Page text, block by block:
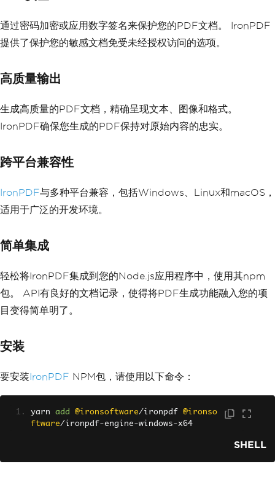
通过密码加密或应用数字签名来保护您的PDF文档。 IronPDF
提供了保护您的敏感文档免受未经授权访问的选项。
高质量输出
生成高质量的PDF文档，精确呈现文本、图像和格式。
IronPDF确保您生成的PDF保持对原始内容的忠实。
跨平台兼容性
IronPDF与多种平台兼容，包括Windows、Linux和macOS，
适用于广泛的开发环境。
简单集成
轻松将IronPDF集成到您的Node.js应用程序中，使用其npm
包。 API有良好的文档记录，使得将PDF生成功能融入您的项
目变得简单明了。
安装
要安装IronPDF NPM包，请使用以下命令：
yarn add @ironsoftware/ironpdf @ironso
ftware/ironpdf-engine-windows-x64
SHELL